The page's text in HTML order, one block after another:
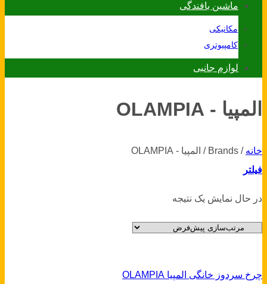
ماشین بافندگی
مکانیکی
کامپیوتری
لوازم جانبی
المپیا - OLAMPIA
خانه /
/ المپیا - OLAMPIA
فیلتر
در حال نمایش یک نتیجه
چرخ سردوز خانگی المپیا OLAMPIA